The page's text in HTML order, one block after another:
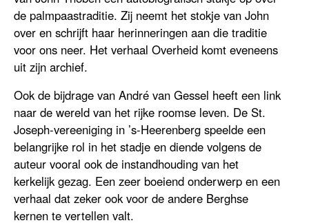
de palmpaastraditie. Zij neemt het stokje van John
over en schrijft haar herinneringen aan die traditie
voor ons neer. Het verhaal Overheid komt eveneens
uit zijn archief.
Ook de bijdrage van André van Gessel heeft een link
naar de wereld van het rijke roomse leven. De St.
Joseph-vereeniging in ’s-Heerenberg speelde een
belangrijke rol in het stadje en diende volgens de
auteur vooral ook de instandhouding van het
kerkelijk gezag. Een zeer boeiend onderwerp en een
verhaal dat zeker ook voor de andere Berghse
kernen te vertellen valt.